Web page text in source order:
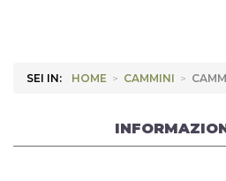
SEI IN: HOME > CAMMINI >